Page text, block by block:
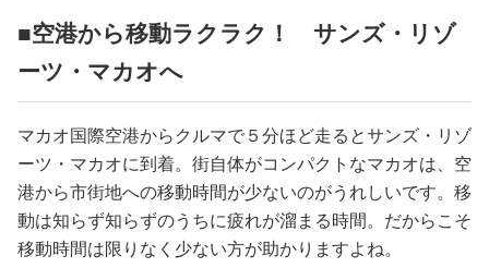
■空港から移動ラクラク！ サンズ・リゾ
ーツ・マカオへ
マカオ国際空港からクルマで５分ほど走るとサンズ・リゾ
ーツ・マカオに到着。街自体がコンパクトなマカオは、空
港から市街地への移動時間が少ないのがうれしいです。移
動は知らず知らずのうちに疲れが溜まる時間。だからこそ
移動時間は限りなく少ない方が助かりますよね。